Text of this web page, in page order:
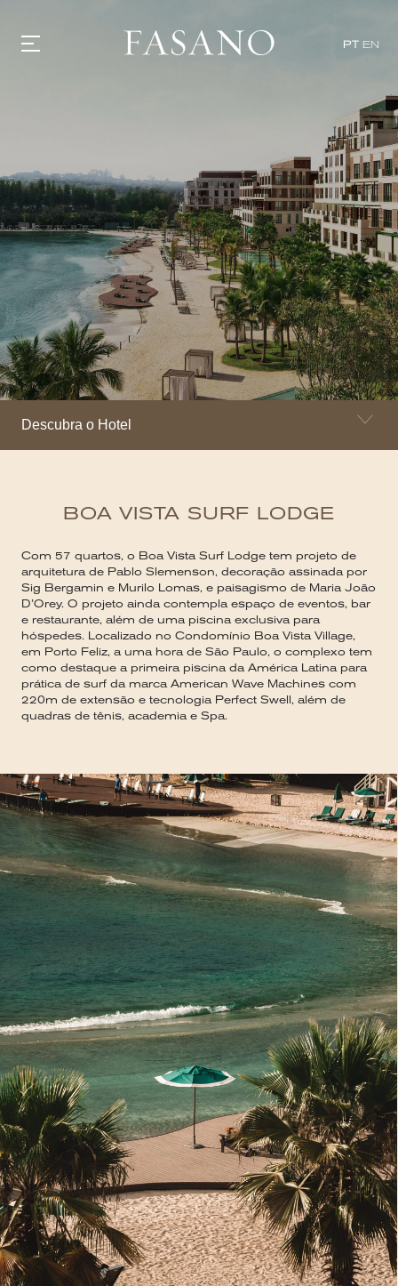
PT EN
EVENTOS
VILLAS
SHOP | SELEZIONE
DESCUBRA
WHAT'S COOKING
CORRIERE
HISTÓRIA
SUSTENTABILIDADE
CONTATO
Descubra o Hotel
BOA VISTA SURF LODGE
Com 57 quartos, o Boa Vista Surf Lodge tem projeto de
arquitetura de Pablo Slemenson, decoração assinada por
Sig Bergamin e Murilo Lomas, e paisagismo de Maria João
D’Orey. O projeto ainda contempla espaço de eventos, bar
e restaurante, além de uma piscina exclusiva para
hóspedes. Localizado no Condomínio Boa Vista Village,
em Porto Feliz, a uma hora de São Paulo, o complexo tem
como destaque a primeira piscina da América Latina para
prática de surf da marca American Wave Machines com
220m de extensão e tecnologia Perfect Swell, além de
quadras de tênis, academia e Spa.